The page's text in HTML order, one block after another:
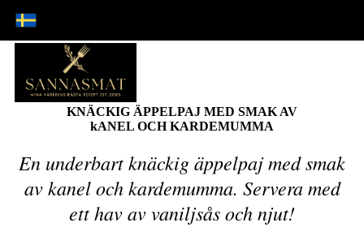
KNÄCKIG ÄPPELPAJ MED SMAK AV
kANEL OCH KARDEMUMMA
En underbart knäckig äppelpaj med smak
av kanel och kardemumma. Servera med
ett hav av vaniljsås och njut!